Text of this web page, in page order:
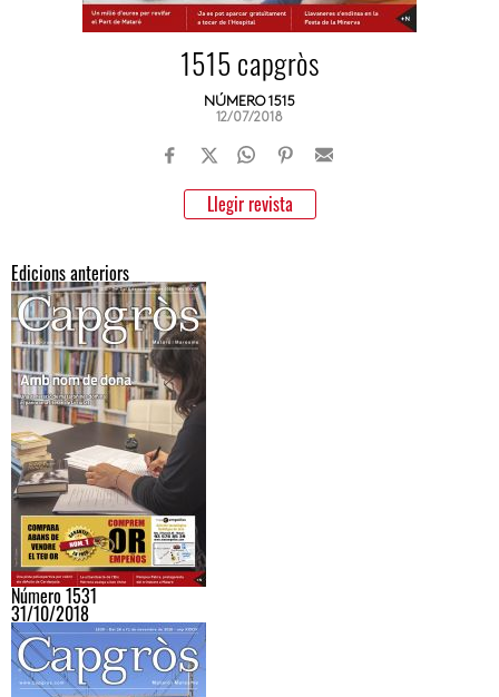
1515 capgròs
NÚMERO 1515
12/07/2018
Llegir revista
Edicions anteriors
Número 1531
31/10/2018